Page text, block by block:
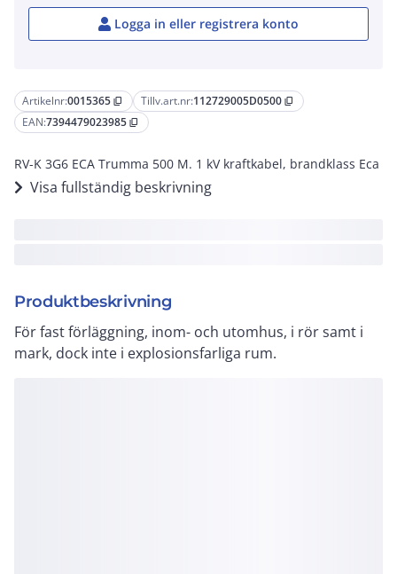
Artikelnr:0015365 content_copy Tillv.art.nr:112729005D0500 content_copy
EAN:7394479023985 content_copy
RV-K 3G6 ECA Trumma 500 M. 1 kV kraftkabel, brandklass Eca
Visa fullständig beskrivning
Produktbeskrivning
För fast förläggning, inom- och utomhus, i rör samt i
mark, dock inte i explosionsfarliga rum.
Logga in eller registrera konto